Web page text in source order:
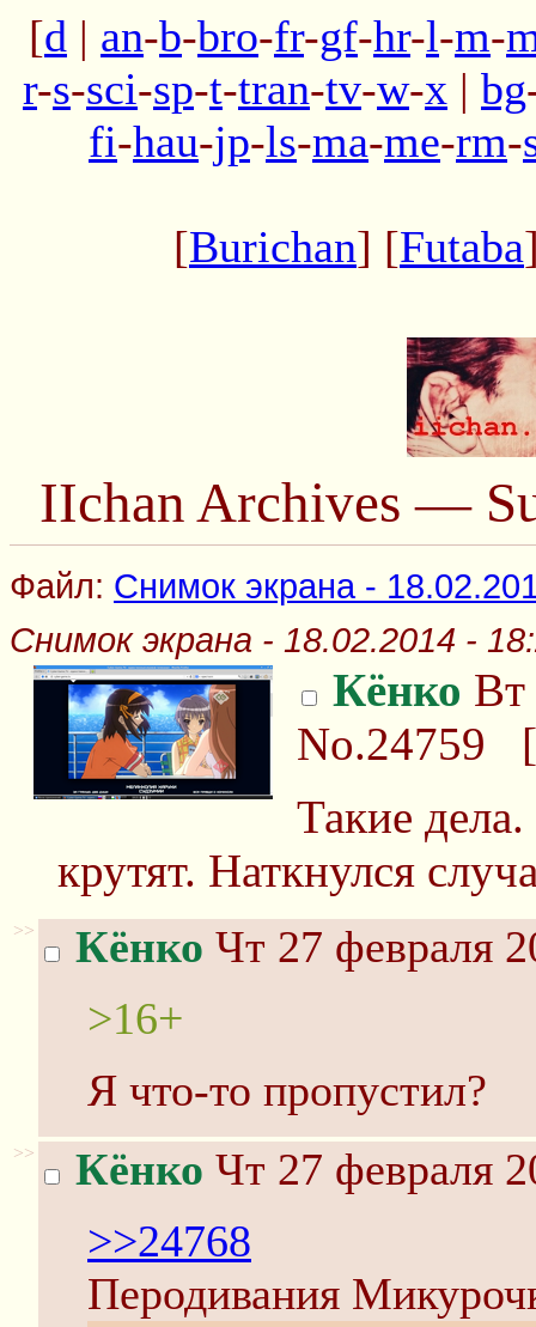
[d | an-b-bro-fr-gf-hr-l-m-
r-s-sci-sp-t-tran-tv-w-x | bg
fi-hau-jp-ls-ma-me-rm-
[Burichan] [Futaba
IIchan Archives —
Файл: Снимок экрана -
Снимок экрана - 18.02.2014 -
Кёнко Вт
No.24759 [
Такие
крутят. Наткнулся
>> Кёнко Чт 27 февраля
>16+
Я что-то пропустил?
>> Кёнко Чт 27 февраля
>>24768
Перодивания